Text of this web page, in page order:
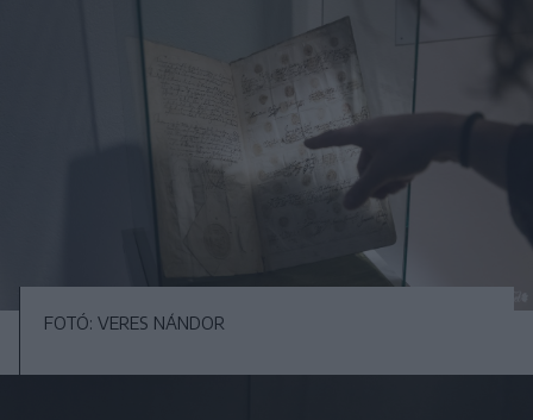
FOTÓ: VERES NÁNDOR